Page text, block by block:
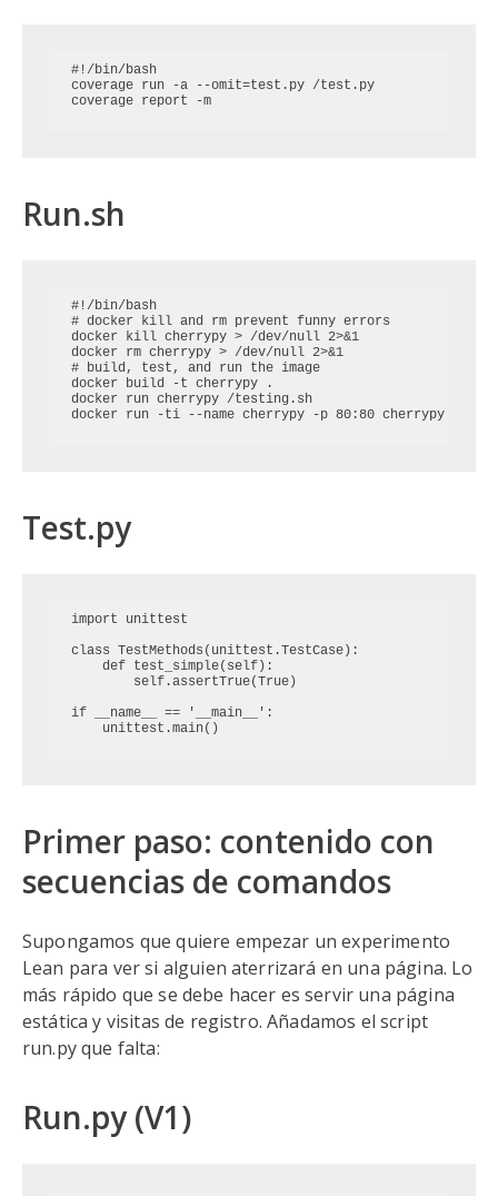
#!/bin/bash
coverage run -a --omit=test.py /test.py
Run.sh
#!/bin/bash
# docker kill and rm prevent funny errors
docker kill cherrypy > /dev/null 2>&1
docker rm cherrypy > /dev/null 2>&1
# build, test, and run the image
docker build -t cherrypy .
docker run cherrypy /testing.sh
Test.py
import unittest
class TestMethods(unittest.TestCase):
    def test_simple(self):
        self.assertTrue(True)
if __name__ == '__main__':
Primer paso: contenido con
secuencias de comandos
Supongamos que quiere empezar un experimento
Lean para ver si alguien aterrizará en una página. Lo
más rápido que se debe hacer es servir una página
estática y visitas de registro. Añadamos el script
run.py que falta:
Run.py (V1)